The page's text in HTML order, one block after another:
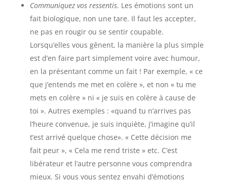
Communiquez vos ressentis. Les émotions sont un
fait biologique, non une tare. Il faut les accepter,
ne pas en rougir ou se sentir coupable.
Lorsqu’elles vous gênent, la manière la plus simple
est d’en faire part simplement voire avec humour,
en la présentant comme un fait ! Par exemple, « ce
que j’entends me met en colère », et non « tu me
mets en colère » ni « je suis en colère à cause de
toi ». Autres exemples : «quand tu n’arrives pas
l’heure convenue, je suis inquiète, j’imagine qu’il
t’est arrivé quelque chose». « Cette décision me
fait peur », « Cela me rend triste » etc. C’est
libérateur et l’autre personne vous comprendra
mieux. Si vous vous sentez envahi d’émotions